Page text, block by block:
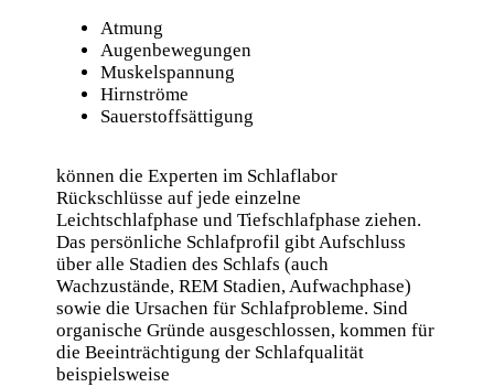
Atmung
Augenbewegungen
Muskelspannung
Hirnströme
Sauerstoffsättigung
können die Experten im Schlaflabor
Rückschlüsse auf jede einzelne
Leichtschlafphase und Tiefschlafphase ziehen.
Das persönliche Schlafprofil gibt Aufschluss
über alle Stadien des Schlafs (auch
Wachzustände, REM Stadien, Aufwachphase)
sowie die Ursachen für Schlafprobleme. Sind
organische Gründe ausgeschlossen, kommen für
die Beeinträchtigung der Schlafqualität
beispielsweise